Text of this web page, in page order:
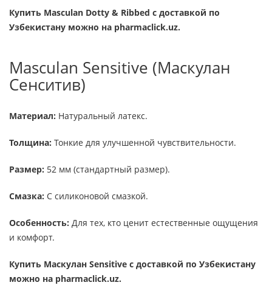
Купить Masculan Dotty & Ribbed с доставкой по
Узбекистану можно на pharmaclick.uz.
Masculan Sensitive (Маскулан
Сенситив)
Материал: Натуральный латекс.
Толщина: Тонкие для улучшенной чувствительности.
Размер: 52 мм (стандартный размер).
Смазка: С силиконовой смазкой.
Особенность: Для тех, кто ценит естественные ощущения
и комфорт.
Купить Маскулан Sensitive с доставкой по Узбекистану
можно на pharmaclick.uz.